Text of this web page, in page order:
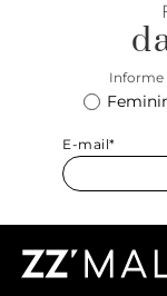
Informe
E-mail*